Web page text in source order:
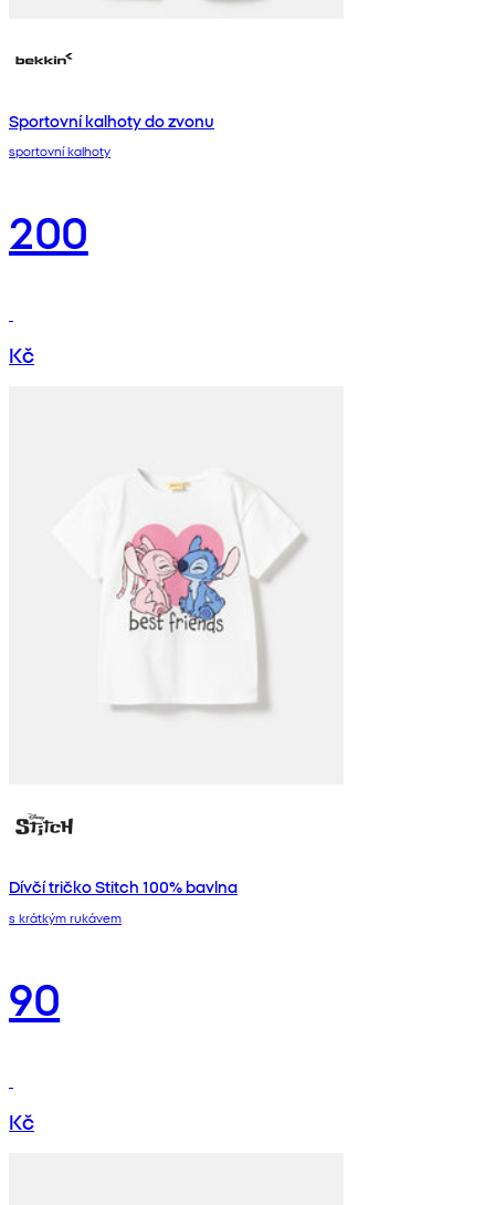
Sportovní kalhoty do zvonu
sportovní kalhoty
200
Kč
Dívčí tričko Stitch 100% bavlna
s krátkým rukávem
90
Kč